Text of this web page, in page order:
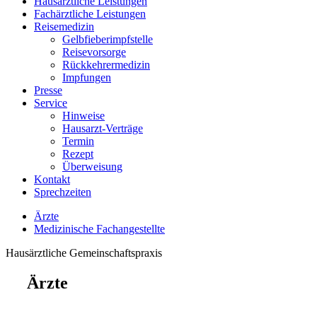
Fachärztliche Leistungen
Reisemedizin
Gelbfieberimpfstelle
Reisevorsorge
Rückkehrermedizin
Impfungen
Presse
Service
Hinweise
Hausarzt-Verträge
Termin
Rezept
Überweisung
Kontakt
Sprechzeiten
Ärzte
Medizinische Fachangestellte
Hausärztliche Gemeinschaftspraxis
Ärzte